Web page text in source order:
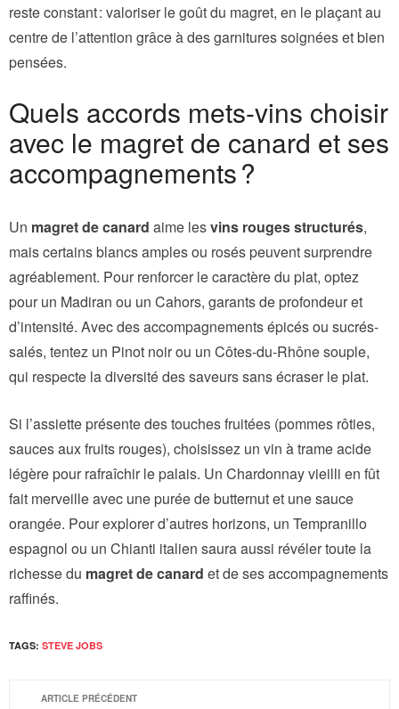
reste constant : valoriser le goût du magret, en le plaçant au
centre de l’attention grâce à des garnitures soignées et bien
pensées.
Quels accords mets-vins choisir
avec le magret de canard et ses
accompagnements ?
Un magret de canard aime lesvins rouges structurés,
mais certains blancs amples ou rosés peuvent surprendre
agréablement. Pour renforcer le caractère du plat, optez
pour un Madiran ou un Cahors, garants de profondeur et
d’intensité. Avec des accompagnements épicés ou sucrés-
salés, tentez un Pinot noir ou un Côtes-du-Rhône souple,
qui respecte la diversité des saveurs sans écraser le plat.
Si l’assiette présente des touches fruitées (pommes rôties,
sauces aux fruits rouges), choisissez un vin à trame acide
légère pour rafraîchir le palais. Un Chardonnay vieilli en fût
fait merveille avec une purée de butternut et une sauce
orangée. Pour explorer d’autres horizons, un Tempranillo
espagnol ou un Chianti italien saura aussi révéler toute la
richesse du magret de canard et de ses accompagnements
raffinés.
TAGS: STEVE JOBS
ARTICLE PRÉCÉDENT